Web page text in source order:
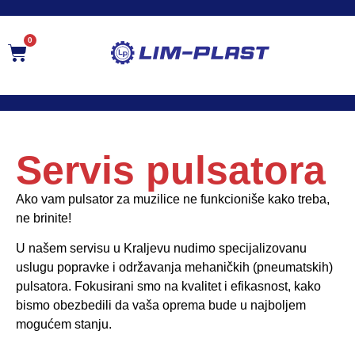
0
Servis pulsatora
Ako vam pulsator za muzilice ne funkcioniše kako treba,
ne brinite!
U našem servisu u Kraljevu nudimo specijalizovanu
uslugu popravke i održavanja mehaničkih (pneumatskih)
pulsatora. Fokusirani smo na kvalitet i efikasnost, kako
bismo obezbedili da vaša oprema bude u najboljem
mogućem stanju.